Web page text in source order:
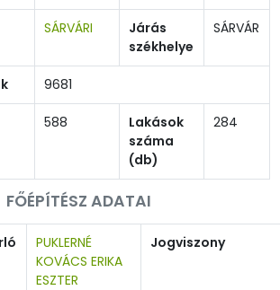
SÁRVÁRI
Járás
székhelye
SÁRVÁR
9681
588
Lakások
száma
(db)
284
FŐÉPÍTÉSZ ADATAI
PUKLERNÉ
KOVÁCS ERIKA
ESZTER
Jogviszony